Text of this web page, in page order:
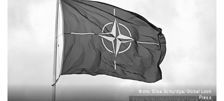
Фото: Elisa Schu/dpa/Global Look
Press